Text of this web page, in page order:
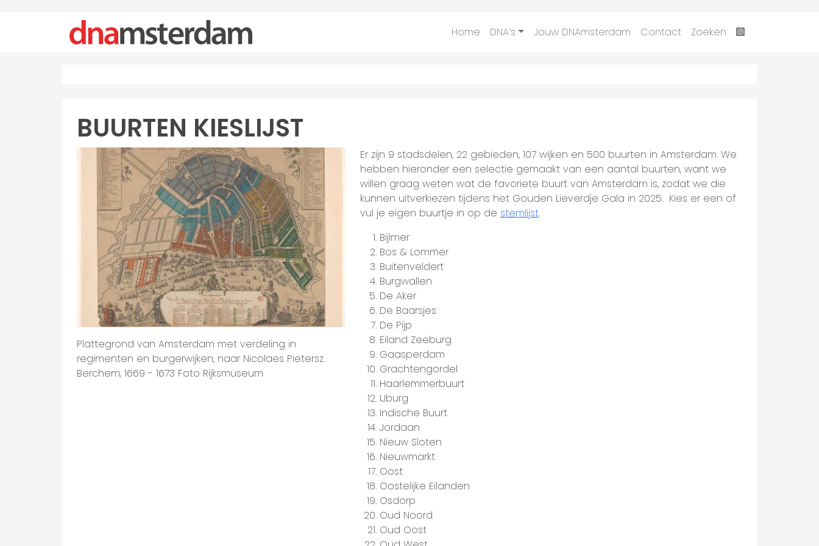
Home DNA’s Jouw DNAmsterdam Contact Zoeken
BUURTEN KIESLIJST
Plattegrond van Amsterdam met verdeling in
regimenten en burgerwijken, naar Nicolaes Pietersz.
Berchem, 1669 - 1673 Foto Rijksmuseum
Er zijn 9 stadsdelen, 22 gebieden, 107 wijken en 500 buurten in Amsterdam. We
hebben hieronder een selectie gemaakt van een aantal buurten, want we
willen graag weten wat de favoriete buurt van Amsterdam is, zodat we die
kunnen uitverkiezen tijdens het Gouden Lieverdje Gala in 2025. Kies er een of
vul je eigen buurtje in op de stemlijst.
Bijlmer
Bos & Lommer
Buitenveldert
Burgwallen
De Aker
De Baarsjes
De Pijp
Eiland Zeeburg
Gaasperdam
Grachtengordel
Haarlemmerbuurt
IJburg
Indische Buurt
Jordaan
Nieuw Sloten
Nieuwmarkt
Oost
Oostelijke Eilanden
Osdorp
Oud Noord
Oud Oost